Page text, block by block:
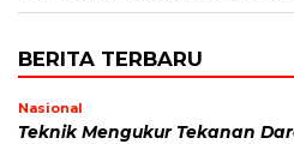
BERITA TERBARU
Nasional
Teknik Mengukur Tekanan